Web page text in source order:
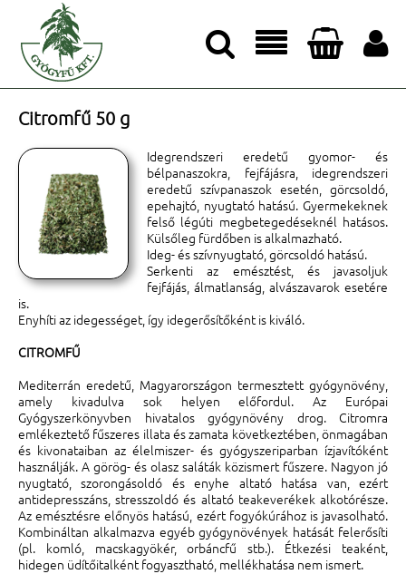




Citromfű 50 g
Idegrendszeri eredetű gyomor- és
bélpanaszokra, fejfájásra, idegrendszeri
eredetű szívpanaszok esetén, görcsoldó,
epehajtó, nyugtató hatású. Gyermekeknek
felső légúti megbetegedéseknél hatásos.
Külsőleg fürdőben is alkalmazható.
Ideg- és szívnyugtató, görcsoldó hatású.
Serkenti az emésztést, és javasoljuk
fejfájás, álmatlanság, alvászavarok esetére
is.
Enyhíti az idegességet, így idegerősítőként is kiváló.
CITROMFŰ
Mediterrán eredetű, Magyarországon termesztett gyógynövény,
amely kivadulva sok helyen előfordul. Az Európai
Gyógyszerkönyvben hivatalos gyógynövény drog. Citromra
emlékeztető fűszeres illata és zamata következtében, önmagában
és kivonataiban az élelmiszer- és gyógyszeriparban ízjavítóként
használják. A görög- és olasz saláták közismert fűszere. Nagyon jó
nyugtató, szorongásoldó és enyhe altató hatása van, ezért
antidepresszáns, stresszoldó és altató teakeverékek alkotórésze.
Az emésztésre előnyös hatású, ezért fogyókúrához is javasolható.
Kombináltan alkalmazva egyéb gyógynövények hatását felerősíti
(pl. komló, macskagyökér, orbáncfű stb.). Étkezési teaként,
hidegen üdítőitalként fogyasztható, mellékhatása nem ismert.